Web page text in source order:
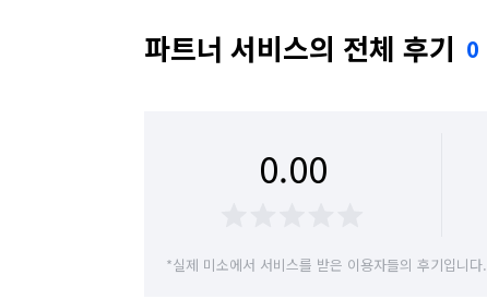
파트너 서비스의 전체 후기 0
0.00
*실제 미소에서 서비스를 받은 이용자들의 후기입니다.